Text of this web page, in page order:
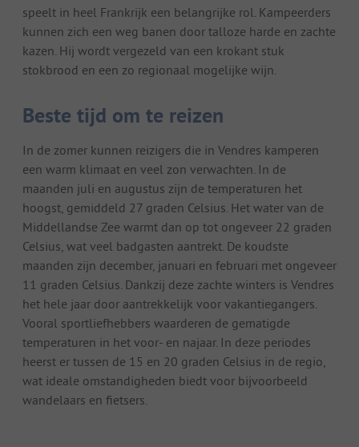
speelt in heel Frankrijk een belangrijke rol. Kampeerders
kunnen zich een weg banen door talloze harde en zachte
kazen. Hij wordt vergezeld van een krokant stuk
stokbrood en een zo regionaal mogelijke wijn.
Beste tijd om te reizen
In de zomer kunnen reizigers die in Vendres kamperen
een warm klimaat en veel zon verwachten. In de
maanden juli en augustus zijn de temperaturen het
hoogst, gemiddeld 27 graden Celsius. Het water van de
Middellandse Zee warmt dan op tot ongeveer 22 graden
Celsius, wat veel badgasten aantrekt. De koudste
maanden zijn december, januari en februari met ongeveer
11 graden Celsius. Dankzij deze zachte winters is Vendres
het hele jaar door aantrekkelijk voor vakantiegangers.
Vooral sportliefhebbers waarderen de gematigde
temperaturen in het voor- en najaar. In deze periodes
heerst er tussen de 15 en 20 graden Celsius in de regio,
wat ideale omstandigheden biedt voor bijvoorbeeld
wandelaars en fietsers.